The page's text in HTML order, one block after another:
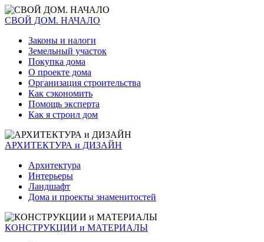
СВОЙ ДОМ. НАЧАЛО
Законы и налоги
Земельный участок
Покупка дома
О проекте дома
Организация строительства
Как сэкономить
Помощь эксперта
Как я строил дом
АРХИТЕКТУРА и ДИЗАЙН
Архитектура
Интерьеры
Ландшафт
Дома и проекты знаменитостей
КОНСТРУКЦИИ и МАТЕРИАЛЫ